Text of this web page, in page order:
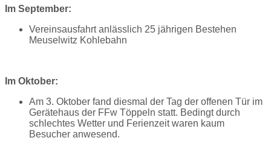
Im September:
Vereinsausfahrt anlässlich 25 jährigen Bestehen
Meuselwitz Kohlebahn
Im Oktober:
Am 3. Oktober fand diesmal der Tag der offenen Tür im
Gerätehaus der FFw Töppeln statt. Bedingt durch
schlechtes Wetter und Ferienzeit waren kaum
Besucher anwesend.